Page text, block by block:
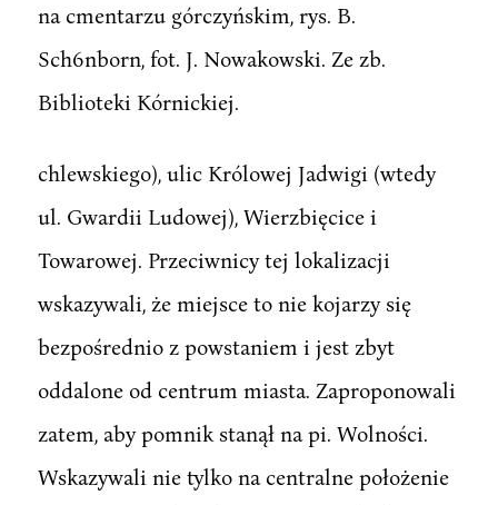
na cmentarzu górczyńskim, rys. B.
Sch6nborn, fot. J. Nowakowski. Ze zb.
Biblioteki Kórnickiej.
chlewskiego), ulic Królowej Jadwigi (wtedy
ul. Gwardii Ludowej), Wierzbięcice i
Towarowej. Przeciwnicy tej lokalizacji
wskazywali, że miejsce to nie kojarzy się
bezpośrednio z powstaniem i jest zbyt
oddalone od centrum miasta. Zaproponowali
zatem, aby pomnik stanął na pi. Wolności.
Wskazywali nie tylko na centralne położenie